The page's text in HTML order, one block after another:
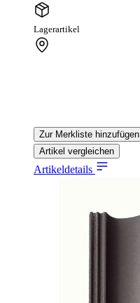
Lagerartikel
Zur Merkliste hinzufügen
Artikel vergleichen
Artikeldetails